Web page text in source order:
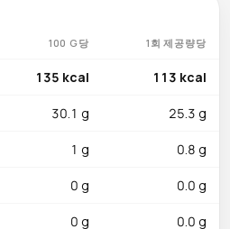
개선에 도움이 된다는 연구도 있습
너지 대사와 뇌 기능을 지원합니다.
섭취량(55 µg)의 약 55%를 충족해
응 조절에 중요하며, 비타민 B12
100 G당 1회 제공량당
135 kcal 113 kcal
30.1 g 25.3 g
1 g 0.8 g
0 g 0.0 g
0 g 0.0 g